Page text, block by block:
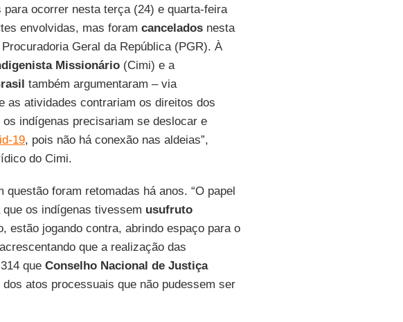
ocorrer nesta terça (24) e quarta-feira
envolvidas, mas foram canceladosnesta
Geral da República (PGR). À
Missionário(Cimi) e a
também argumentaram – via
as atividades contrariam os direitos dos
os indígenas precisariam se deslocar e
19, pois não há conexão nas aldeias”,
do Cimi.
foram retomadas há anos. “O papel
os indígenas tivessem usufruto
estão jogando contra, abrindo espaço para o
que a realização das
que Conselho Nacional de Justiça
atos processuais que não pudessem ser